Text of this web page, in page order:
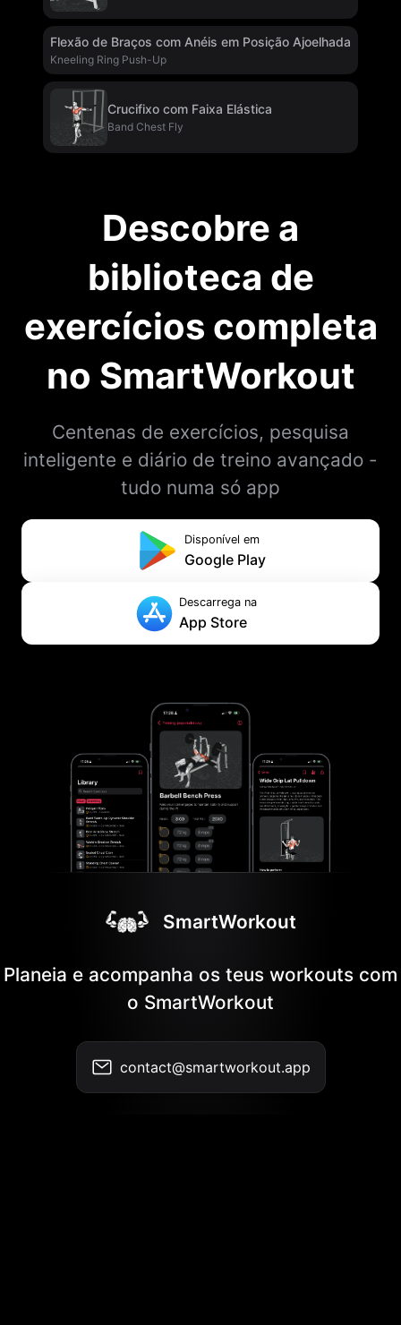
Flexão de Braços com Anéis em Posição Ajoelhada
Kneeling Ring Push-Up
Crucifixo com Faixa Elástica
Band Chest Fly
Descobre a
biblioteca de
exercícios completa
no SmartWorkout
Centenas de exercícios, pesquisa
inteligente e diário de treino avançado -
tudo numa só app
Disponível em
Google Play
Descarrega na
App Store
SmartWorkout
Planeia e acompanha os teus workouts com
o SmartWorkout
contact@smartworkout.app